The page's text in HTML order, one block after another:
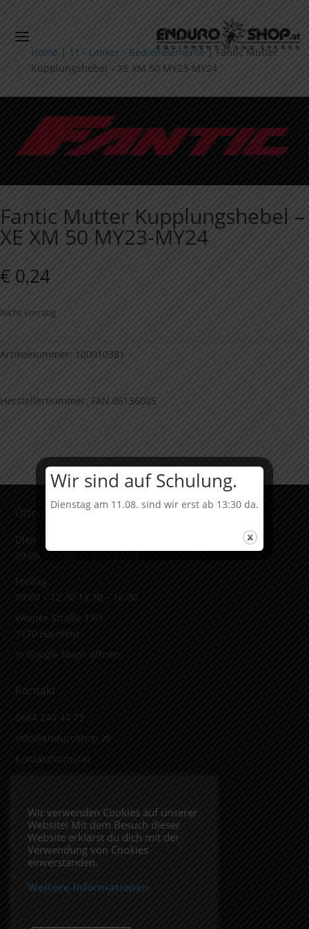
Home | 11 - Lenker - Bedienelemente |Fantic Mutter
Kupplungshebel – XE XM 50 MY23-MY24
Fantic Mutter Kupplungshebel –
XE XM 50 MY23-MY24
€ 0,24
Nicht vorrätig
Artikelnummer: 100010381
Herstellernummer: FAN.05136005
Öffnungszeiten & Adresse
Dienstag bis Donnerstag
09:00 – 12:30 13:30 – 17:00
Freitag
09:00 – 12:30 13:30 – 16:00
Wiener Straße 19/1
3170 Hainfeld
In Google Maps öffnen.
Kontakt
0664 240 44 73
info@enduroshop.at
Kontaktformular
Impressum
Datenschutzerklärung
Folge uns
Wir verwenden Cookies auf unserer
Website! Mit dem Besuch dieser
Website erklärst du dich mit der
Verwendung von Cookies
einverstanden.
Weitere Informationen
Wir sind auf Schulung.
Dienstag am 11.08. sind wir erst ab 13:30 da.